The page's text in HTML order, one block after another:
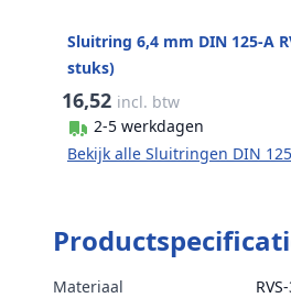
Sluitring 6,4 mm DIN 125-A
stuks)
16,52 incl. btw
2-5 werkdagen
Bekijk alle Sluitringen DIN
Materiaal